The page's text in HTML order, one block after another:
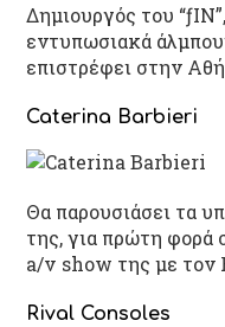
Δημιουργός του
εντυπωσιακά
επιστρέφει στην
Caterina Barbieri
Θα παρουσιάσει τα
της, για πρώτη
a/v show της με τον
Rival Consoles